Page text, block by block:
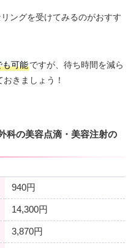
ングを受けてみるのがおすす
も可能ですが、待ち時間を減ら
きましょう！
科の美容点滴・美容注射の
940円
14,300円
3,870円